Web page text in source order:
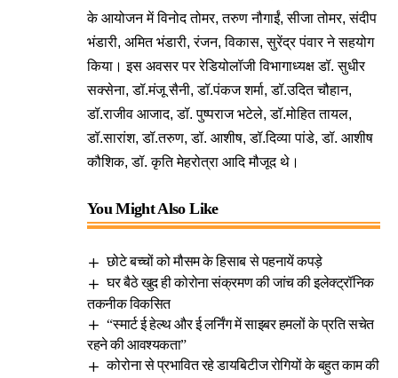
के आयोजन में विनोद तोमर, तरुण नौगाईं, सीजा तोमर, संदीप
भंडारी, अमित भंडारी, रंजन, विकास, सुरेंद्र पंवार ने सहयोग
किया। इस अवसर पर रेडियोलॉजी विभागाध्यक्ष डॉ. सुधीर
सक्सेना, डॉ.मंजू सैनी, डॉ.पंकज शर्मा, डॉ.उदित चौहान,
डॉ.राजीव आजाद, डॉ. पुष्पराज भटेले, डॉ.मोहित तायल,
डॉ.सारांश, डॉ.तरुण, डॉ. आशीष, डॉ.दिव्या पांडे, डॉ. आशीष
कौशिक, डॉ. कृति मेहरोत्रा आदि मौजूद थे।
You Might Also Like
छोटे बच्चों को मौसम के हिसाब से पहनायें कपड़े
घर बैठे खुद ही कोरोना संक्रमण की जांच की इलेक्ट्रॉनिक
तकनीक विकसित
“स्मार्ट ई हेल्थ और ई लर्निंग में साइबर हमलों के प्रति सचेत
रहने की आवश्यकता”
कोरोना से प्रभावित रहे डायबिटीज रोगियों के बहुत काम की